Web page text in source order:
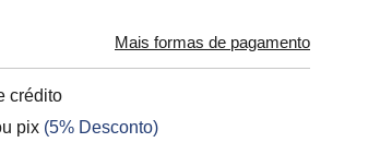
Mais formas de pagamento
crédito
pix (5% Desconto)